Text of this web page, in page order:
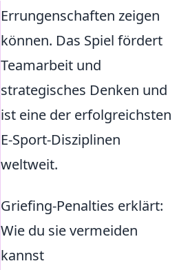
Errungenschaften zeigen
können. Das Spiel fördert
Teamarbeit und
strategisches Denken und
ist eine der erfolgreichsten
E-Sport-Disziplinen
weltweit.
Griefing-Penalties erklärt:
Wie du sie vermeiden
kannst